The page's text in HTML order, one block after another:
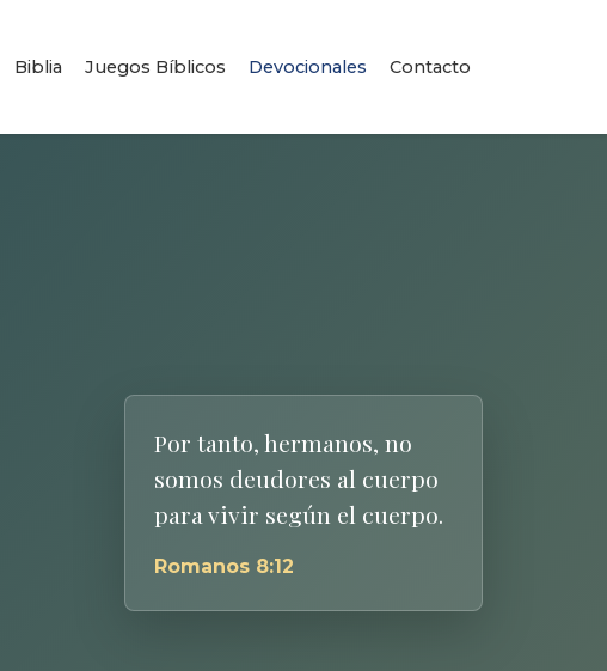
Biblia Juegos Bíblicos Devocionales Contacto
Por tanto, hermanos, no
somos deudores al cuerpo
para vivir según el cuerpo.
Romanos 8:12